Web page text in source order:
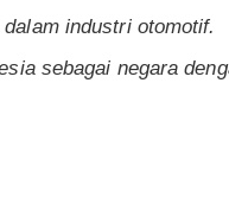
industri otomotif.
sebagai negara